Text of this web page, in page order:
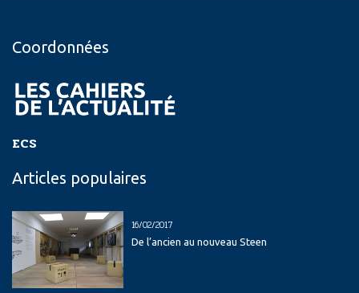
Coordonnées
ECS
Articles populaires
16/02/2017
De l’ancien au nouveau Steen